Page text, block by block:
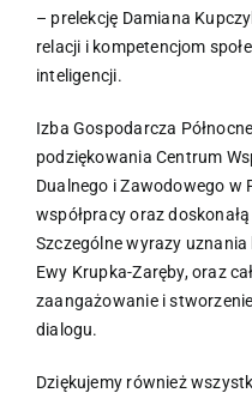
– prelekcję Damiana
relacji i kompetencjom
inteligencji.
Izba Gospodarcza
podziękowania Centrum
Dualnego i Zawodowego w
współpracy oraz
Szczególne wyrazy
Ewy Krupka-Zaręby, oraz
zaangażowanie i
dialogu.
Dziękujemy również